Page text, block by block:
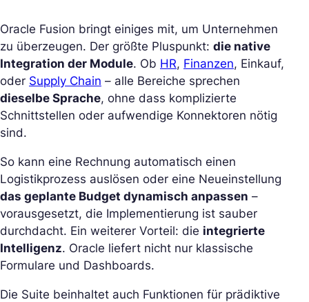
Oracle Fusion bringt einiges mit, um Unternehmen
zu überzeugen. Der größte Pluspunkt: die native
Integration der Module. Ob HR, Finanzen, Einkauf,
oder Supply Chain – alle Bereiche sprechen
dieselbe Sprache, ohne dass komplizierte
Schnittstellen oder aufwendige Konnektoren nötig
sind.
So kann eine Rechnung automatisch einen
Logistikprozess auslösen oder eine Neueinstellung
das geplante Budget dynamisch anpassen –
vorausgesetzt, die Implementierung ist sauber
durchdacht. Ein weiterer Vorteil: die integrierte
Intelligenz. Oracle liefert nicht nur klassische
Formulare und Dashboards.
Die Suite beinhaltet auch Funktionen für prädiktive